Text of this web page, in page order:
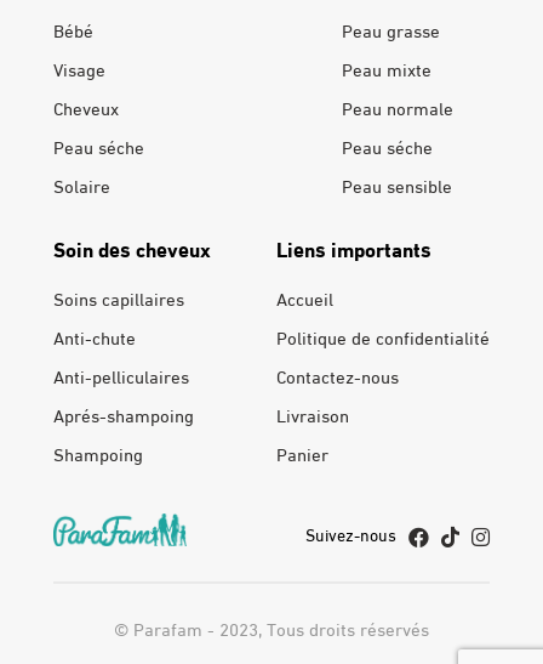
Bébé
Visage
Cheveux
Peau séche
Solaire
Peau grasse
Peau mixte
Peau normale
Peau séche
Peau sensible
Soin des cheveux
Soins capillaires
Anti-chute
Anti-pelliculaires
Aprés-shampoing
Shampoing
Liens importants
Accueil
Politique de confidentialité
Contactez-nous
Livraison
Panier
Suivez-nous
© Parafam - 2023, Tous droits réservés